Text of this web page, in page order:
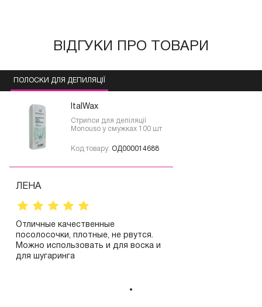
ВІДГУКИ ПРО ТОВАРИ
ПОЛОСКИ ДЛЯ ДЕПИЛЯЦІЇ
ItalWax
Стрипси для депіляції
Monouso у смужках 100 шт
Код товару: ОД000014688
ЛЕНА
Отличные качественные
посолосочки, плотные, не рвутся.
Можно использовать и для воска и
для шугаринга